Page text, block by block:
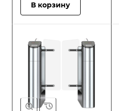
В корзину